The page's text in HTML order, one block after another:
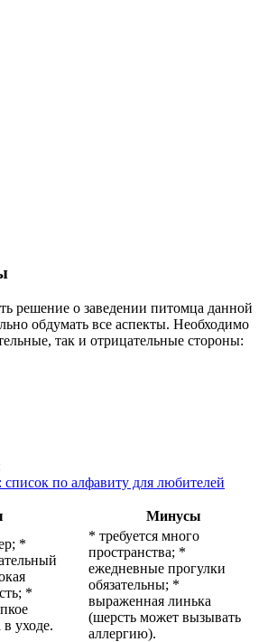
решение о заведении питомца данной
обдумать все аспекты. Необходимо
так и отрицательные стороны:
по алфавиту для любителей
Минусы
*
*
в уходе.
* требуется много
пространства; *
ежедневные прогулки
обязательны; *
выраженная линька
(шерсть может вызывать
аллергию).